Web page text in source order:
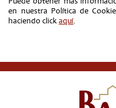
en nuestra Política de
haciendo clickaquí.